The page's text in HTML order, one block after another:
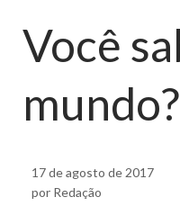
Você
mundo?
17 de agosto de 2017
por Redação